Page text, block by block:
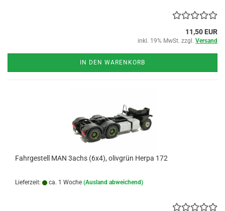
11,50 EUR
inkl. 19% MwSt. zzgl. Versand
IN DEN WARENKORB
Fahrgestell MAN 3achs (6x4), olivgrün Herpa 172
Lieferzeit: ca. 1 Woche (Ausland abweichend)